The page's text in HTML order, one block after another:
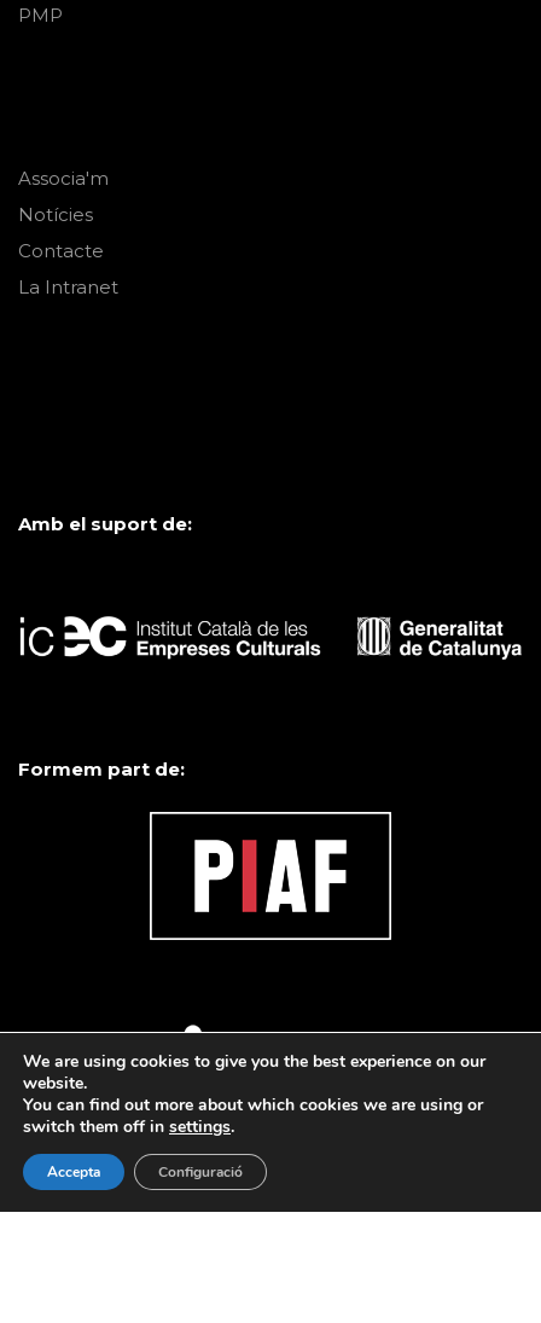
PMP
Associa'm
Notícies
Contacte
La Intranet
Amb el suport de:
Formem part de:
We are using cookies to give you the best experience on our
website.
You can find out more about which cookies we are using or
switch them off in settings.
Accepta Configuració